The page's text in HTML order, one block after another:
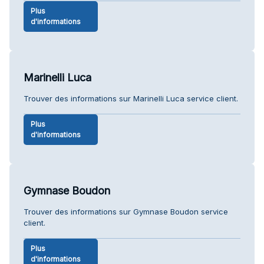
Plus
d'informations
Marinelli Luca
Trouver des informations sur Marinelli Luca service client.
Plus
d'informations
Gymnase Boudon
Trouver des informations sur Gymnase Boudon service
client.
Plus
d'informations